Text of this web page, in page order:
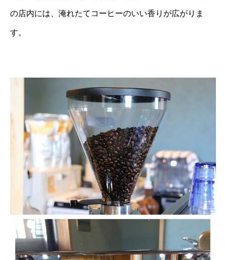
の店内には、淹れたてコーヒーのいい香りが広がりま
す。